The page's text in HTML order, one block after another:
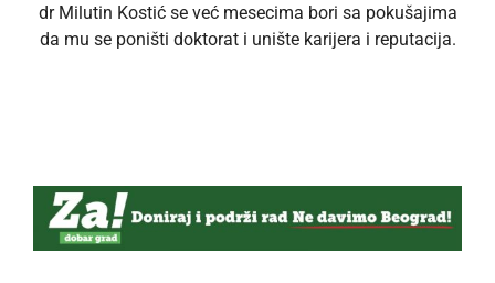
dr Milutin Kostić se već mesecima bori sa pokušajima
da mu se poništi doktorat i unište karijera i reputacija.